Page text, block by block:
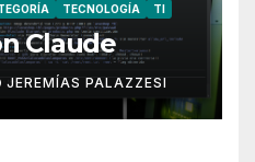
TECNOLOGÍA TI
Claude
JEREMÍAS PALAZZESI